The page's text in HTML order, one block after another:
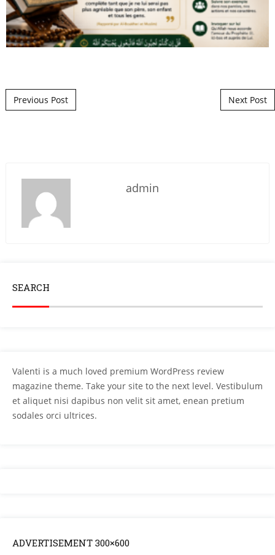
Post navigation
Previous Post Next Post
admin
SEARCH
Valenti is a much loved premium WordPress review
magazine theme. Take your site to the next level. Vestibulum
et aliquet nisi dapibus non velit sit amet, enean pretium
sodales orci ultrices.
ADVERTISEMENT 300×600